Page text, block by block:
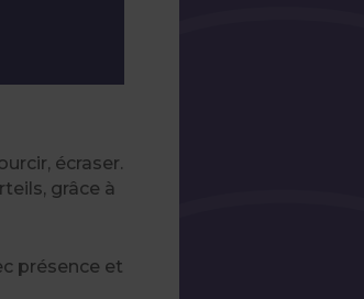
écraser.
grâce à
présence et